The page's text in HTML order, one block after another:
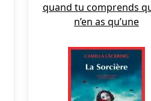
quand tu comprends
n’en as qu’une